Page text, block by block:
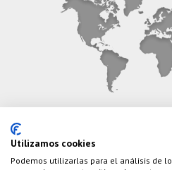
Utilizamos cookies
Podemos utilizarlas para el análisis de